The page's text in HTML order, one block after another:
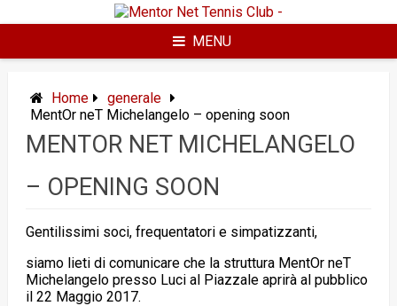
to
MENU
Home
generale
MentOr neT Michelangelo – opening soon
MENTOR NET MICHELANGELO
– OPENING SOON
Gentilissimi soci, frequentatori e simpatizzanti,
siamo lieti di comunicare che la struttura MentOr neT
Michelangelo presso Luci al Piazzale aprirà al pubblico
il 22 Maggio 2017.